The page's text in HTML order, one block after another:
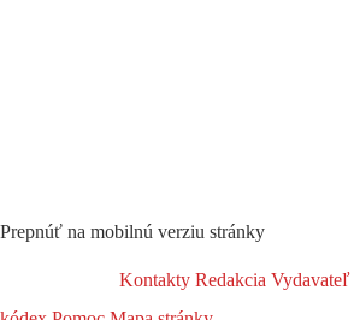
Prepnúť na mobilnú verziu stránky
Kontakty Redakcia Vydavateľ